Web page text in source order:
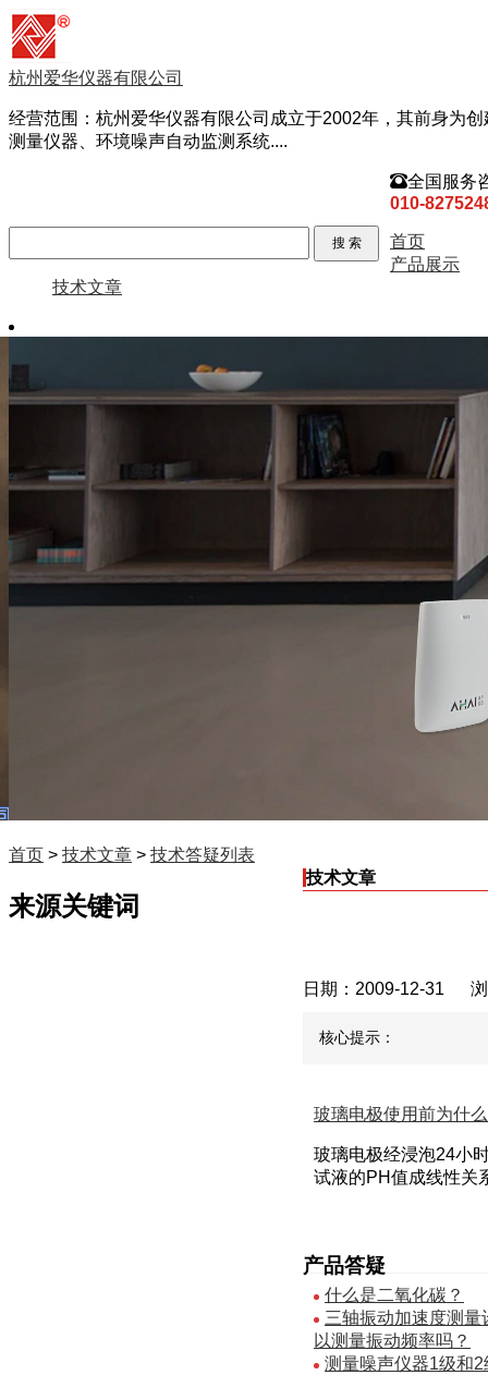
杭州爱华仪器有限公司
经营范围：杭州爱华仪器有限公司成立于2002年，其前身为
测量仪器、环境噪声自动监测系统....
全国服务
010-
首页
产品展示
技术文章
首页 > 技术文章 > 技术答疑列表
来源关键词
技术文章
日期：2009-12-31
核心提示：
玻璃电极使用前为什
玻璃电极经浸泡24小
试液的PH值成线性关
产品答疑
什么是二氧化碳？
三轴振动加速度测
以测量振动频率吗？
测量噪声仪器1级和